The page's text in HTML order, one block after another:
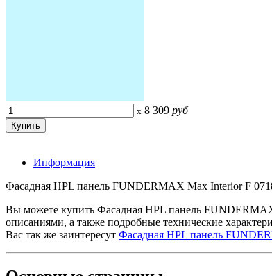
x 8 309 руб
Информация
Фасадная HPL панель FUNDERMAX Max Interior F
Вы можете купить Фасадная HPL панель
описаниями, а также подробные технические
Вас так же заинтересут Фасадная HPL панель